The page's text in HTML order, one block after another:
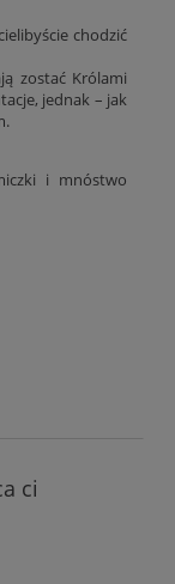
chodzić
zostać Królami
jednak – jak
i mnóstwo
ci